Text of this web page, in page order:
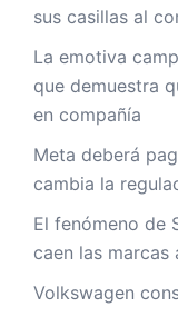
sus casillas al
La emotiva
que demuestra
en compañía
Meta deberá
cambia la
El fenómeno de
caen las marcas
Volkswagen